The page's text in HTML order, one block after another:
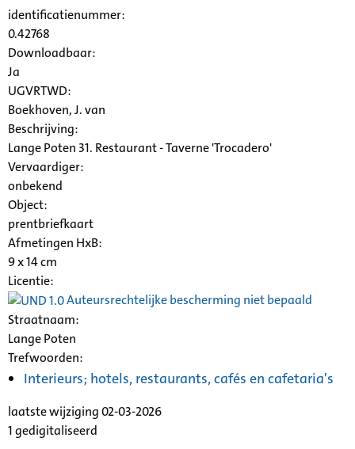
identificatienummer:
0.42768
Downloadbaar:
Ja
UGVRTWD:
Boekhoven, J. van
Beschrijving:
Lange Poten 31. Restaurant - Taverne 'Trocadero'
Vervaardiger:
onbekend
Object:
prentbriefkaart
Afmetingen HxB:
9 x 14 cm
Licentie:
Auteursrechtelijke bescherming niet bepaald
Straatnaam:
Lange Poten
Trefwoorden:
Interieurs; hotels, restaurants, cafés en cafetaria's
laatste wijziging 02-03-2026
1 gedigitaliseerd